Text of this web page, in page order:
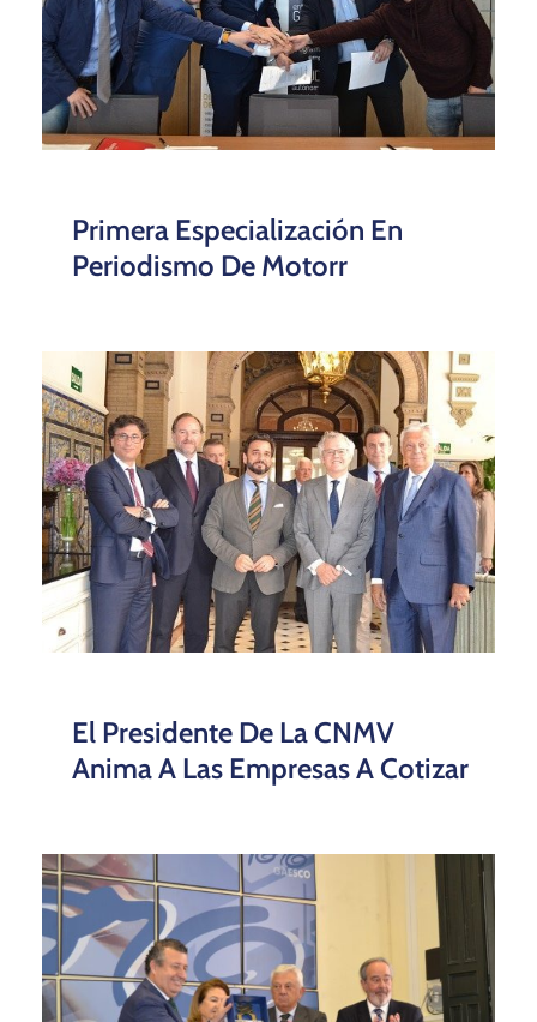
Primera Especialización En
Periodismo De Motorr
El Presidente De La CNMV
Anima A Las Empresas A Cotizar